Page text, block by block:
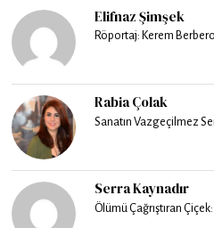
Elifnaz Şimşek
Röportaj: Kerem
Rabia Çolak
Sanatın Vazgeçilmez
Serra Kaynadır
Ölümü Çağrıştıran